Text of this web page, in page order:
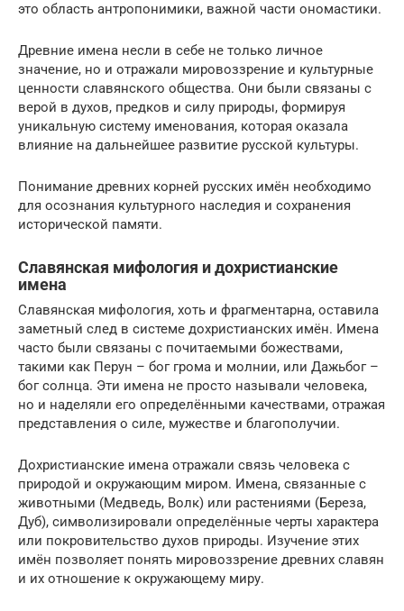
это область антропонимики, важной части ономастики.
Древние имена несли в себе не только личное
значение, но и отражали мировоззрение и культурные
ценности славянского общества. Они были связаны с
верой в духов, предков и силу природы, формируя
уникальную систему именования, которая оказала
влияние на дальнейшее развитие русской культуры.
Понимание древних корней русских имён необходимо
для осознания культурного наследия и сохранения
исторической памяти.
Славянская мифология и дохристианские
имена
Славянская мифология, хоть и фрагментарна, оставила
заметный след в системе дохристианских имён. Имена
часто были связаны с почитаемыми божествами,
такими как Перун – бог грома и молнии, или Дажьбог –
бог солнца. Эти имена не просто называли человека,
но и наделяли его определёнными качествами, отражая
представления о силе, мужестве и благополучии.
Дохристианские имена отражали связь человека с
природой и окружающим миром. Имена, связанные с
животными (Медведь, Волк) или растениями (Береза,
Дуб), символизировали определённые черты характера
или покровительство духов природы. Изучение этих
имён позволяет понять мировоззрение древних славян
и их отношение к окружающему миру.